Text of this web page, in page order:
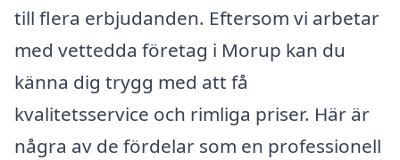
till flera erbjudanden. Eftersom vi arbetar
med vettedda företag i Morup kan du
känna dig trygg med att få
kvalitetsservice och rimliga priser. Här är
några av de fördelar som en professionell